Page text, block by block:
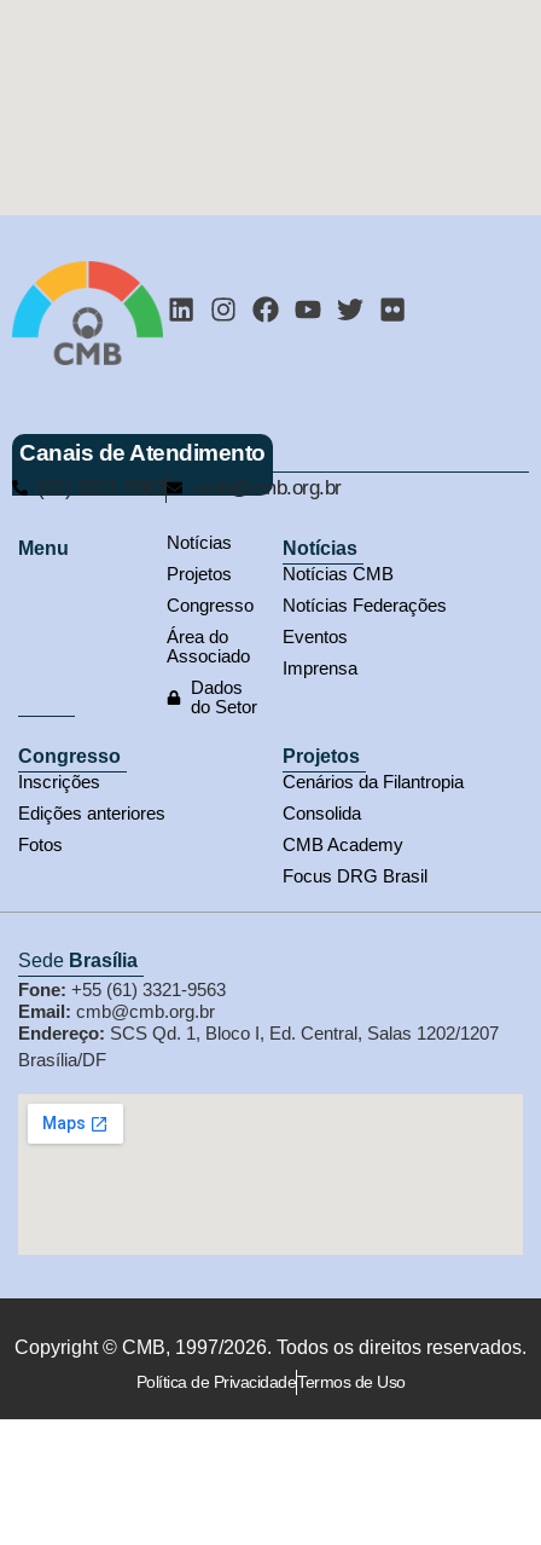
Canais de Atendimento
(61) 3321-9563 cmb@cmb.org.br
Menu
Notícias
Projetos
Congresso
Área do
Associado
Dados
do Setor
Notícias
Notícias CMB
Notícias Federações
Eventos
Imprensa
Congresso
Inscrições
Edições anteriores
Fotos
Projetos
Cenários da Filantropia
Consolida
CMB Academy
Focus DRG Brasil
Sede Brasília
Fone: +55 (61) 3321-9563
Email: cmb@cmb.org.br
Endereço: SCS Qd. 1, Bloco I, Ed. Central, Salas 1202/1207
Brasília/DF
Copyright © CMB, 1997/2026. Todos os direitos reservados.
Política de PrivacidadeTermos de Uso